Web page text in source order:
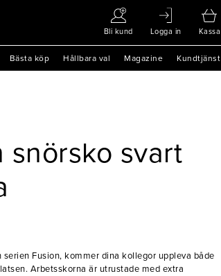
Bli kund Logga in Kassa
Bästa köp Hållbara val Magazine Kundtjänst
snörsko svart
Fusion, kommer dina kollegor uppleva både
Arbetsskorna är utrustade med extra